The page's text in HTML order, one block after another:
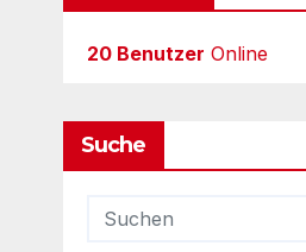
20 Benutzer Online
Suche